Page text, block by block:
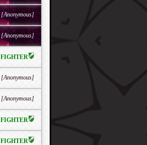
[Anonymous]
[Anonymous]
FIGHTER
[Anonymous]
[Anonymous]
FIGHTER
FIGHTER